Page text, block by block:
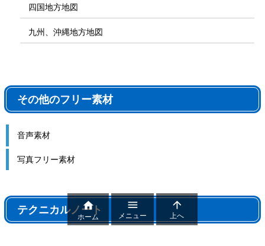
四国地方地図
九州、沖縄地方地図
その他のフリー素材
音声素材
写真フリー素材
テクニカルノート

ホーム

メニュー

上へ